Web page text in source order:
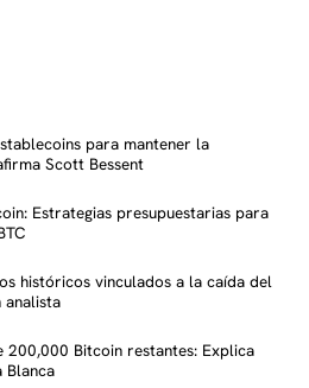
para mantener la
Scott Bessent
Estrategias presupuestarias para
históricos vinculados a la caída del
analista
200,000 Bitcoin restantes: Explica
Blanca